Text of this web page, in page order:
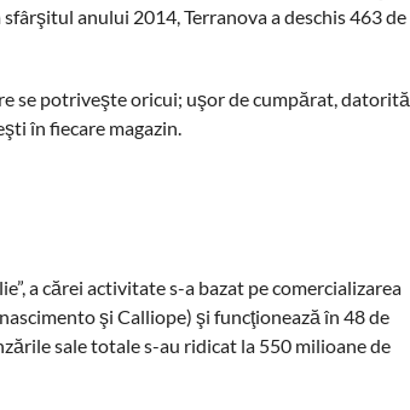
anului 2014, Terranova a deschis 463 de
se potriveşte oricui; uşor de cumpărat, datorită
în fiecare magazin.
a cărei activitate s-a bazat pe comercializarea
şi Calliope) şi funcţionează în 48 de
sale totale s-au ridicat la 550 milioane de